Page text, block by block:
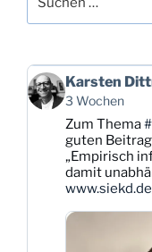
nach:
Beitrag
von
Karsten
Dittmann
Bluesky
ansehen
Karsten
3 Wochen
Zum Thema
guten Beitrag
„Empirisch
damit